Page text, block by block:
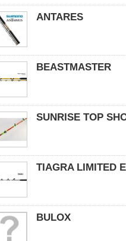
ANTARES
BEASTMASTER
SUNRISE TOP
TIAGRA LIMITED
BULOX